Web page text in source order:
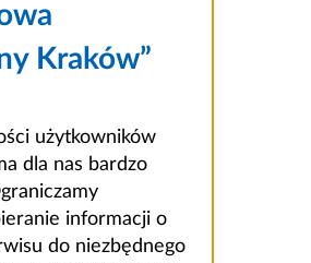
Kraków”
użytkowników
dla nas bardzo
informacji o
do niezbędnego